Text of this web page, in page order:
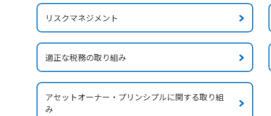
リスクマネジメント
適正な税務の取り組み
アセットオーナー・プリンシプルに関する取り組
み